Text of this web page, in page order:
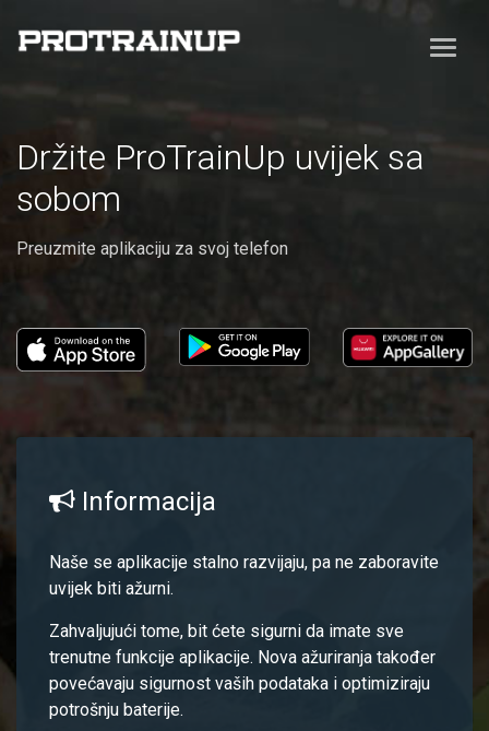
Držite ProTrainUp uvijek sa
sobom
Preuzmite aplikaciju za svoj telefon
Informacija
Naše se aplikacije stalno razvijaju, pa ne zaboravite
uvijek biti ažurni.
Zahvaljujući tome, bit ćete sigurni da imate sve
trenutne funkcije aplikacije. Nova ažuriranja također
povećavaju sigurnost vaših podataka i optimiziraju
potrošnju baterije.